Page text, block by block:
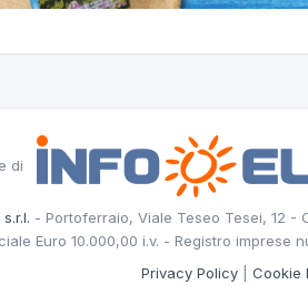
di
- Portoferraio, Viale Teseo Tesei, 12 -
Euro 10.000,00 i.v. - Registro imprese
Privacy Policy| Cookie